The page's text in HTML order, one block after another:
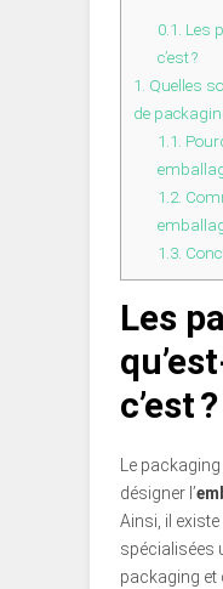
0.1. Les
c’est ?
1. Quelles
de
1.1.
1.2.
1.3.
Les
c’est ?
Le
désigner l’
Ainsi, il
spécialisées
packaging et